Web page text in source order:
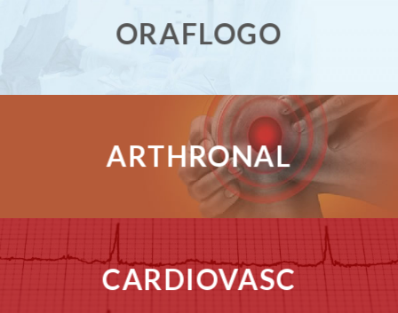
ORAFLOGO
ARTHRONAL
CARDIOVASC